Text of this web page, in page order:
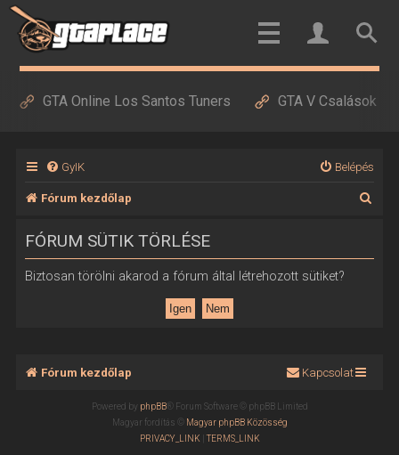
GTA Online Los Santos Tuners GTA V Csalások
GyIK Belépés
Fórum kezdőlap
FÓRUM SÜTIK TÖRLÉSE
Biztosan törölni akarod a fórum által létrehozott sütiket?
Fórum kezdőlap Kapcsolat
Powered by phpBB® Forum Software © phpBB Limited
Magyar fordítás © Magyar phpBB Közösség
PRIVACY_LINK |TERMS_LINK